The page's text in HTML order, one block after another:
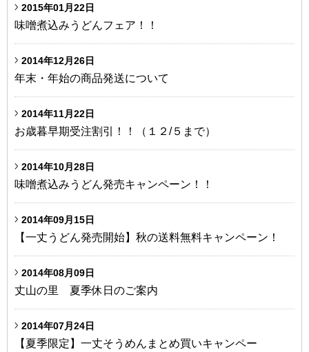
2015年01月22日
味噌煮込みうどんフェア！！
2014年12月26日
年末・年始の商品発送について
2014年11月22日
お歳暮早期受注割引！！（１２/５まで）
2014年10月28日
味噌煮込みうどん発売キャンペーン！！
2014年09月15日
【一丈うどん発売開始】秋の送料無料キャンペーン！
2014年08月09日
丈山の里 夏季休日のご案内
2014年07月24日
【夏季限定】一丈そうめんまとめ買いキャンペー